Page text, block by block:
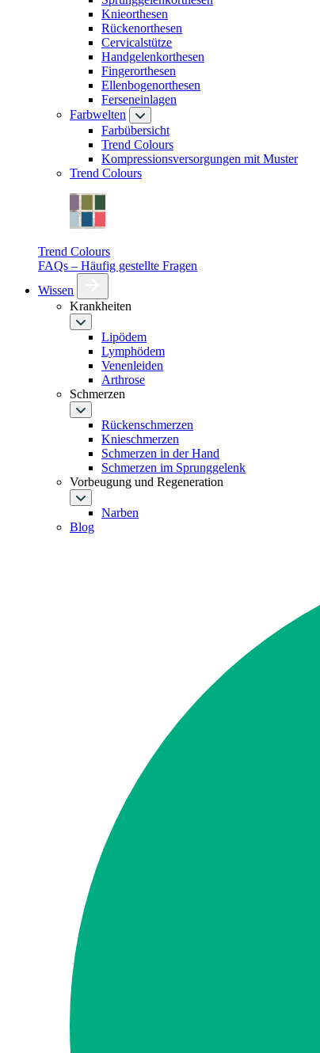
Knieorthesen
Rückenorthesen
Cervicalstütze
Handgelenkorthesen
Fingerorthesen
Ellenbogenorthesen
Ferseneinlagen
Farbwelten
Farbübersicht
Trend Colours
Kompressionsversorgungen mit Muster
Trend Colours
Trend Colours
FAQs – Häufig gestellte Fragen
Wissen
Krankheiten
Lipödem
Lymphödem
Venenleiden
Arthrose
Schmerzen
Rückenschmerzen
Knieschmerzen
Schmerzen in der Hand
Schmerzen im Sprunggelenk
Vorbeugung und Regeneration
Narben
Blog